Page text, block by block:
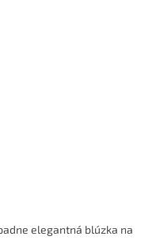
elegantná blúzka na